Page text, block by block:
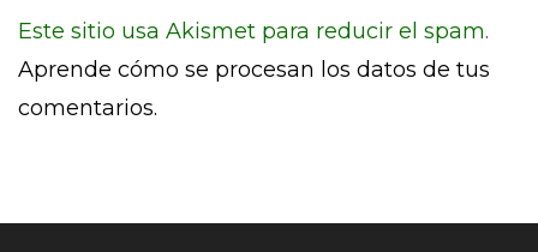
Este sitio usa Akismet para reducir el spam.
Aprende cómo se procesan los datos de tus
comentarios.